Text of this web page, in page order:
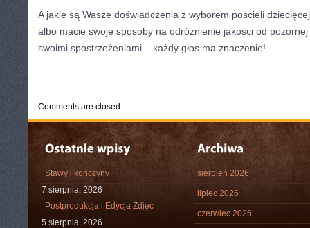
A jakie są Wasze doświadczenia z wyborem pościeli
albo macie swoje sposoby na odróżnienie jakości od
swoimi spostrzeżeniami – każdy głos ma znaczenie!
Comments are closed.
Stawy i kończyny
7 sierpnia, 2026
Postprodukcja i Edycja Zdjęć
5 sierpnia, 2026
sierpień 2026
lipiec 2026
czerwiec 2026